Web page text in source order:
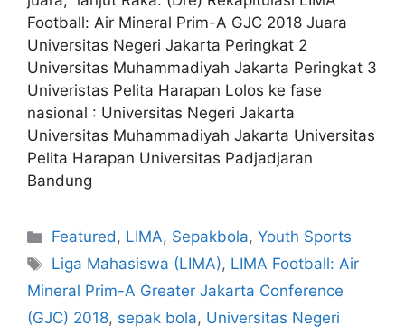
Football: Air Mineral Prim-A GJC 2018 Juara
Universitas Negeri Jakarta Peringkat 2
Universitas Muhammadiyah Jakarta Peringkat 3
Univeristas Pelita Harapan Lolos ke fase
nasional : Universitas Negeri Jakarta
Universitas Muhammadiyah Jakarta Universitas
Pelita Harapan Universitas Padjadjaran
Bandung
Featured, LIMA, Sepakbola,Youth Sports
Liga Mahasiswa (LIMA), LIMA Football: Air
Mineral Prim-A Greater Jakarta Conference
(GJC) 2018, sepak bola, Universitas Negeri